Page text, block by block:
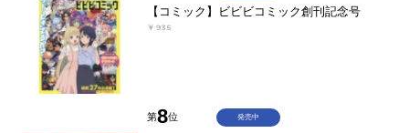
【コミック】ビビビコミック創刊記念号
￥935
第8位 発売中